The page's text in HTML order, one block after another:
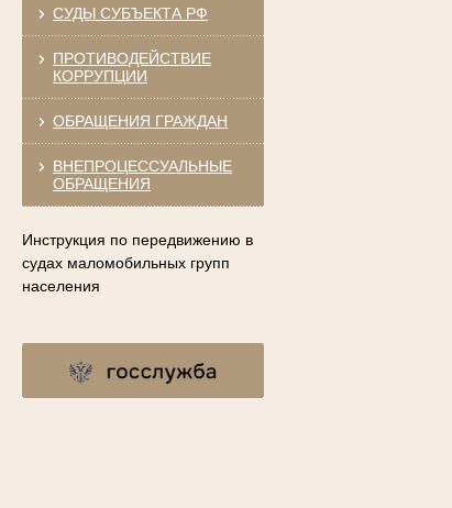
СУДЫ СУБЪЕКТА РФ
ПРОТИВОДЕЙСТВИЕ
КОРРУПЦИИ
ОБРАЩЕНИЯ ГРАЖДАН
ВНЕПРОЦЕССУАЛЬНЫЕ
ОБРАЩЕНИЯ
Инструкция по передвижению в
судах маломобильных групп
населения